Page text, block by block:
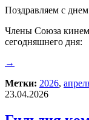
Поздравляем с
Члены Союза
сегодняшнего дня:
→
Метки: 2026,
23.04.2026